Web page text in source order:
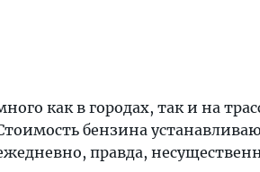
как в городах, так и на
бензина
правда,